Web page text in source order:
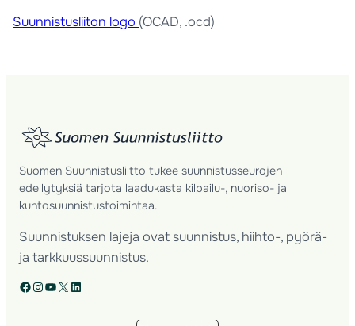
Suunnistusliiton logo (OCAD, .ocd)
Suomen Suunnistusliitto tukee suunnistusseurojen
edellytyksiä tarjota laadukasta kilpailu-, nuoriso- ja
kuntosuunnistustoimintaa.
Suunnistuksen lajeja ovat suunnistus, hiihto-, pyörä-
ja tarkkuussuunnistus.
Facebook Instagram YouTube X LinkedIn